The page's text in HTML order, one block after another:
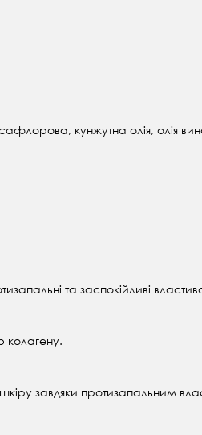
кунжутна олія, олія
та заспокійливі
колагену.
завдяки протизапальним